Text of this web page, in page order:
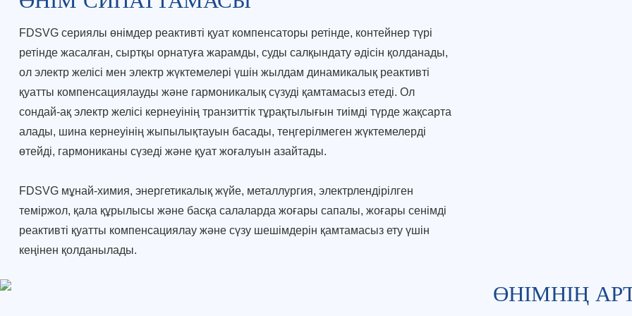
FDSVG сериялы өнімдер реактивті қуат компенсаторы ретінде, контейнер түрі
ретінде жасалған, сыртқы орнатуға жарамды, суды салқындату әдісін қолданады,
ол электр желісі мен электр жүктемелері үшін жылдам динамикалық реактивті
қуатты компенсациялауды және гармоникалық сүзуді қамтамасыз етеді. Ол
сондай-ақ электр желісі кернеуінің транзиттік тұрақтылығын тиімді түрде жақсарта
алады, шина кернеуінің жыпылықтауын басады, теңгерілмеген жүктемелерді
өтейді, гармониканы сүзеді және қуат жоғалуын азайтады.
FDSVG мұнай-химия, энергетикалық жүйе, металлургия, электрлендірілген
теміржол, қала құрылысы және басқа салаларда жоғары сапалы, жоғары сенімді
реактивті қуатты компенсациялау және сүзу шешімдерін қамтамасыз ету үшін
кеңінен қолданылады.
ӨНІМНІҢ